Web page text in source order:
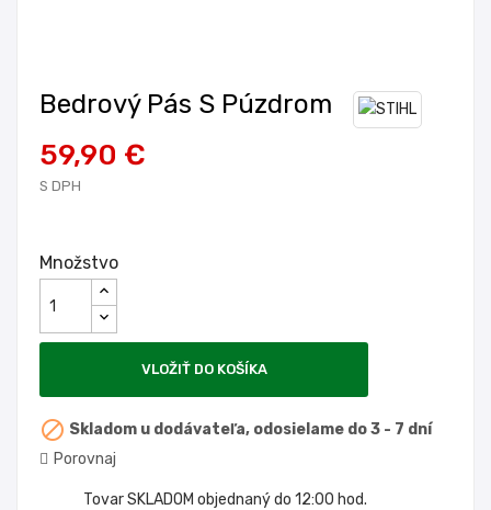
Bedrový Pás S Púzdrom
59,90 €
S DPH
Množstvo
VLOŽIŤ DO KOŠÍKA
 Skladom u dodávateľa, odosielame do 3 - 7 dní
Porovnaj
Tovar SKLADOM objednaný do 12:00 hod.